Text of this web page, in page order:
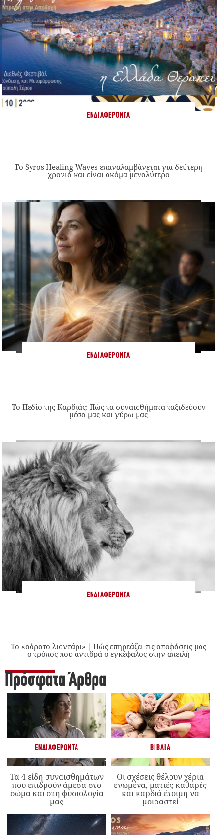
ΕΝΔΙΑΦΈΡΟΝΤΑ
Το Syros Healing Waves επαναλαμβάνεται για δεύτερη
χρονιά και είναι ακόμα μεγαλύτερο
ΕΝΔΙΑΦΈΡΟΝΤΑ
Το Πεδίο της Καρδιάς: Πώς τα συναισθήματα ταξιδεύουν
μέσα μας και γύρω μας
ΕΝΔΙΑΦΈΡΟΝΤΑ
Το «αόρατο λιοντάρι» | Πώς επηρεάζει τις αποφάσεις μας
ο τρόπος που αντιδρά ο εγκέφαλος στην απειλή
Πρόσφατα Άρθρα
ΕΝΔΙΑΦΈΡΟΝΤΑ
Τα 4 είδη συναισθημάτων
που επιδρούν άμεσα στο
σώμα και στη φυσιολογία
μας
ΒΙΒΛΊΑ
Οι σχέσεις θέλουν χέρια
ενωμένα, ματιές καθαρές
και καρδιά έτοιμη να
μοιραστεί